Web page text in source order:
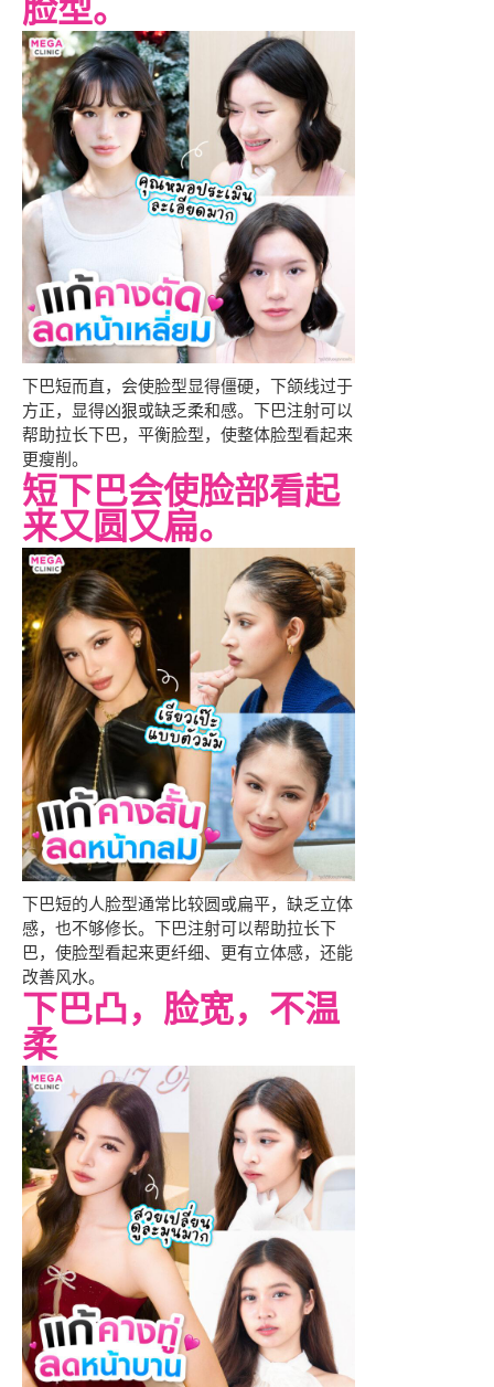
脸型。
下巴短而直，会使脸型显得僵硬，下颌线过于
方正，显得凶狠或缺乏柔和感。下巴注射可以
帮助拉长下巴，平衡脸型，使整体脸型看起来
更瘦削。
短下巴会使脸部看起
来又圆又扁。
下巴短的人脸型通常比较圆或扁平，缺乏立体
感，也不够修长。下巴注射可以帮助拉长下
巴，使脸型看起来更纤细、更有立体感，还能
改善风水。
下巴凸，脸宽，不温
柔